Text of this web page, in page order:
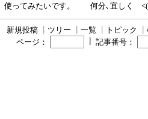
使ってみたいです。 何分､宜しく
新規投稿 ツリー 一覧 トピック
ページ：
記事番号：